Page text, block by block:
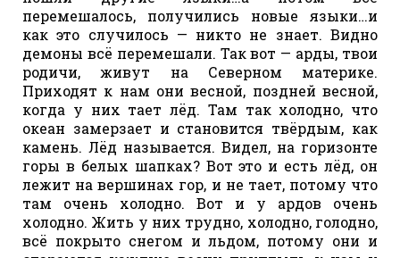
перемешалось, получились новые языки…и
как это случилось — никто не знает. Видно
демоны всё перемешали. Так вот — арды, твои
родичи, живут на Северном материке.
Приходят к нам они весной, поздней весной,
когда у них тает лёд. Там так холодно, что
океан замерзает и становится твёрдым, как
камень. Лёд называется. Видел, на горизонте
горы в белых шапках? Вот это и есть лёд, он
лежит на вершинах гор, и не тает, потому что
там очень холодно. Вот и у ардов очень
холодно. Жить у них трудно, холодно, голодно,
всё покрыто снегом и льдом, потому они и